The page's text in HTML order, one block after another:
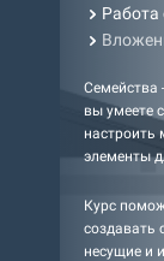
Работа
Семейства
вы умеете
настроить
элементы
Курс
создавать
несущие и